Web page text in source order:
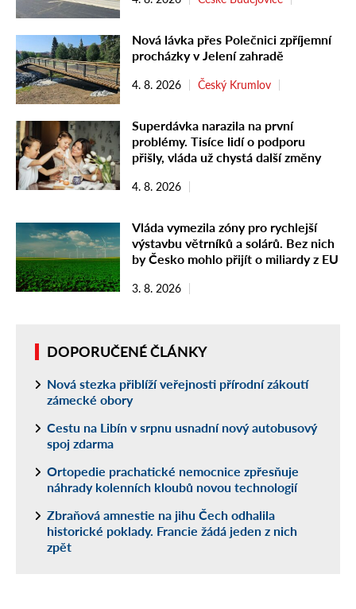
Nová lávka přes Polečnici zpříjemní
procházky v Jelení zahradě
4. 8. 2026 Český Krumlov
Superdávka narazila na první
problémy. Tisíce lidí o podporu
přišly, vláda už chystá další změny
4. 8. 2026
Vláda vymezila zóny pro rychlejší
výstavbu větrníků a solárů. Bez nich
by Česko mohlo přijít o miliardy z EU
3. 8. 2026
DOPORUČENÉ ČLÁNKY
Nová stezka přiblíží veřejnosti přírodní zákoutí
zámecké obory
Cestu na Libín v srpnu usnadní nový autobusový
spoj zdarma
Ortopedie prachatické nemocnice zpřesňuje
náhrady kolenních kloubů novou technologií
Zbraňová amnestie na jihu Čech odhalila
historické poklady. Francie žádá jeden z nich
zpět